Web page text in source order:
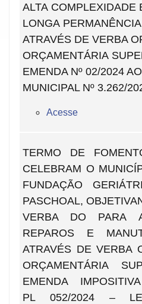
ALTA COMPLEXIDADE
LONGA
ATRAVÉS DE VERBA
ORÇAMENTÁRIA
EMENDA Nº 02/2024
MUNICIPAL Nº 3.262/
Acesse
TERMO DE
CELEBRAM O
FUNDAÇÃO
PASCHOAL,
VERBA DO PARA
REPAROS E
ATRAVÉS DE VERBA
ORÇAMENTÁRIA
EMENDA
PL 052/2024 –